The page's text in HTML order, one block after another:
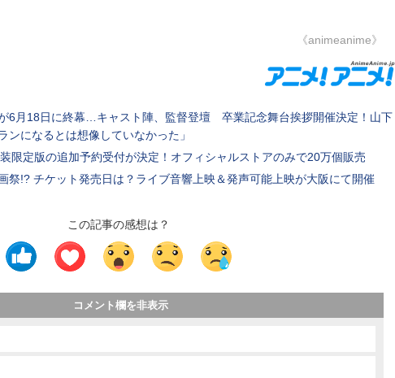
《animeanime》
が6月18日に終幕…キャスト陣、監督登壇 卒業記念舞台挨拶開催決定！山下
ンになるとは想像していなかった」
限定版の追加予約受付が決定！オフィシャルストアのみで20万個販売
祭!? チケット発売日は？ライブ音響上映＆発声可能上映が大阪にて開催
この記事の感想は？
コメント欄を非表示